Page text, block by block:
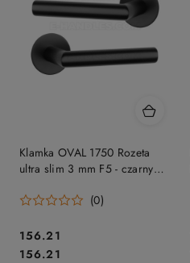
Klamka OVAL 1750 Rozeta
ultra slim 3 mm F5 - czarny
(0)
Cena:
156.21
Cena:
156.21